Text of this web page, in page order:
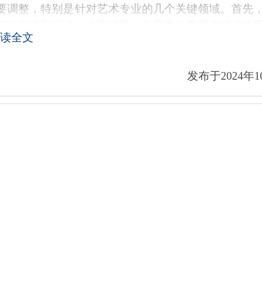
整，特别是针对艺术专业的几个关键领域。首先
术风格和技能。 其次，在先端艺术表现专攻，考
得尤为重要。
著。该领域的三个分支（保存修复、保存科学研
请时，你不仅需要有扎实的专业知识，还需要具
密切关注。
1日之后的考试成绩才会被认可。这条规定无疑加
全文
发布于2024年